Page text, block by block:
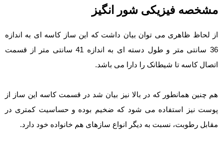
مشخصه فیزیکی شور انگیز
از لحاظ ظاهری می توان بیان داشت که این ساز کاسه ای به اندازه
36 سانتی متر و طول دسته ای به اندازه 41 سانتی متر از قسمت
اتصال کاسه تا شیطانک را دارا می باشد.
هم چنین همانطور که در بالا نیز بیان شد در قسمت کاسه این ساز از
پوست نیز استفاده می شود که ضخیم بوده و حساسیت کمتری در
مقابل رطوبت، نسبت به دیگر انواع سازهای هم خانواده خود دارد.